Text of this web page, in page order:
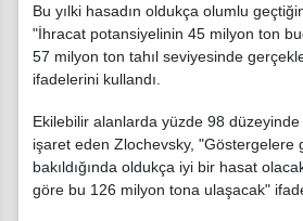
Bu yılki hasadın oldukça olumlu
"İhracat potansiyelinin 45 milyon ton
57 milyon ton tahıl seviyesinde
ifadelerini kullandı.
Ekilebilir alanlarda yüzde 98 düzeyinde
işaret eden Zlochevsky, "Göstergelere
bakıldığında oldukça iyi bir hasat
göre bu 126 milyon tona ulaşacak"